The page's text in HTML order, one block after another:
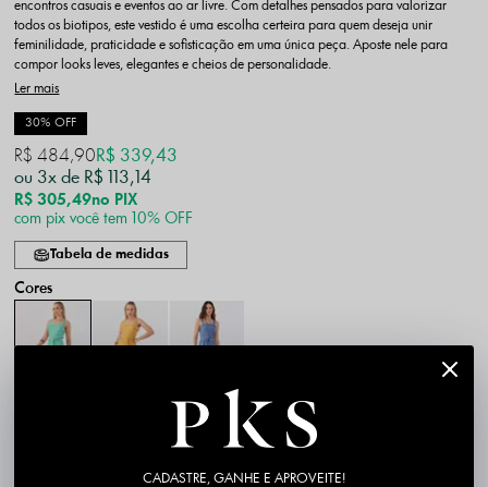
encontros casuais e eventos ao ar livre. Com detalhes pensados para valorizar
todos os biotipos, este vestido é uma escolha certeira para quem deseja unir
feminilidade, praticidade e sofisticação em uma única peça. Aposte nele para
compor looks leves, elegantes e cheios de personalidade.
Ler mais
30% OFF
R$ 305,49no PIX
R$ 484,90R$ 339,43
3x
R$ 113,14
com pix você tem 10% OFF
Tabela de medidas
CADASTRE, GANHE E APROVEITE!